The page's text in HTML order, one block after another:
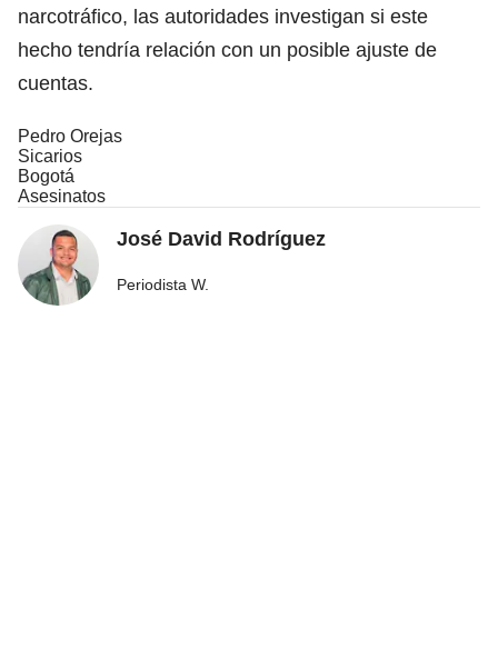
narcotráfico, las autoridades investigan si este
hecho tendría relación con un posible ajuste de
cuentas.
Pedro Orejas
Sicarios
Bogotá
Asesinatos
José David Rodríguez
Periodista W.